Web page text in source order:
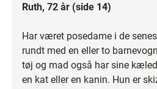
Ruth, 72 år (side 14)
Har været posedame i de
rundt med en eller to
tøj og mad også har sine
en kat eller en kanin. Hun er